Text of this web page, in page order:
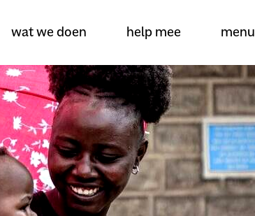
wat we doen help mee menu
over amref health africa
wat we doen
projecten